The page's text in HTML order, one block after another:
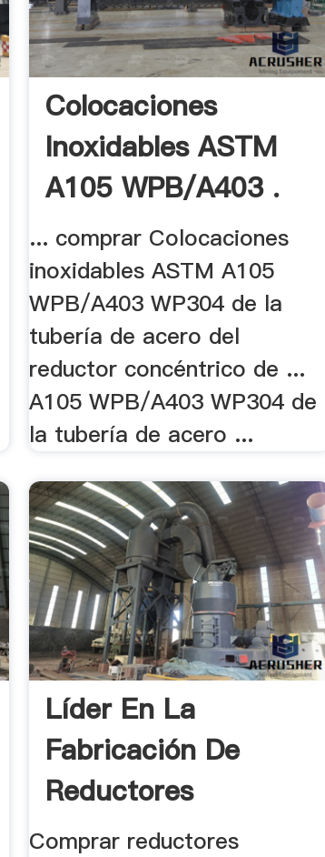
Colocaciones
Inoxidables ASTM
A105 WPB/A403 .
... comprar Colocaciones
inoxidables ASTM A105
WPB/A403 WP304 de la
tubería de acero del
reductor concéntrico de ...
A105 WPB/A403 WP304 de
la tubería de acero ...
Líder En La
Fabricación De
Reductores
Concéntricos ...
Comprar reductores